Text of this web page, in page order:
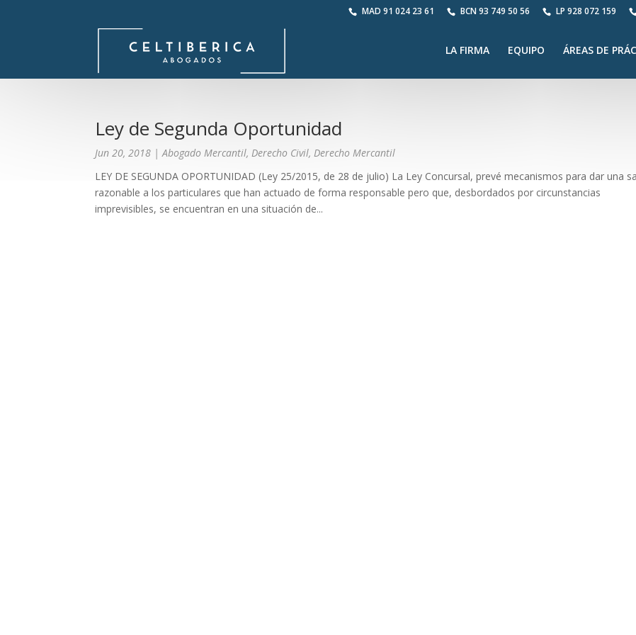
MAD 91 024 23 61 BCN93 749 50 56 LP 928 072 159
LA FIRMA EQUIPO ÁREAS DE
Ley de Segunda Oportunidad
Jun 20, 2018 |Abogado Mercantil,Derecho Civil,Derecho Mercantil
LEY DE SEGUNDA OPORTUNIDAD (Ley 25/2015, de 28 de julio) La Ley Concursal, prevé mecanismos para dar una
razonable a los particulares que han actuado de forma responsable pero que, desbordados por circunstancias
imprevisibles, se encuentran en una situación de...